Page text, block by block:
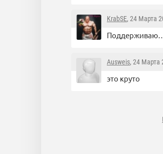
KrabSE, 24 Марта
Ausweis, 24 Марта
это круто